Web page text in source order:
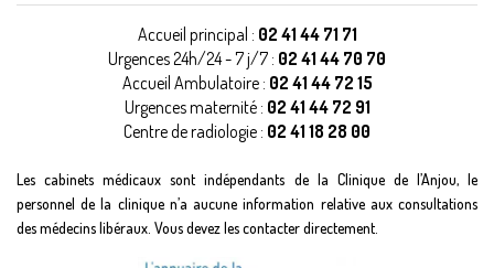
Accueil principal : 02 41 44 71 71
Urgences 24h/24 - 7 j/7 : 02 41 44 70 70
Accueil Ambulatoire : 02 41 44 72 15
Urgences maternité : 02 41 44 72 91
Centre de radiologie : 02 41 18 28 00
Les cabinets médicaux sont indépendants de la Clinique de l’Anjou, le
personnel de la clinique n’a aucune information relative aux consultations
des médecins libéraux. Vous devez les contacter directement.